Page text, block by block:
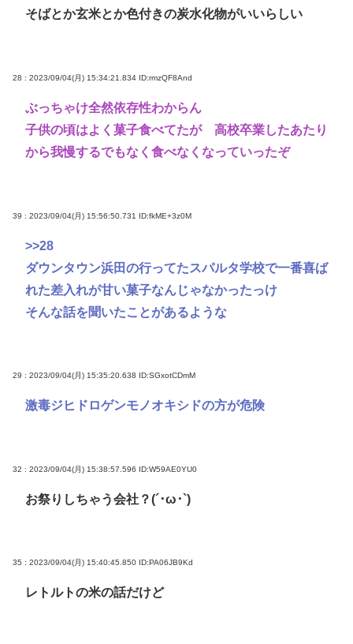
そばとか玄米とか色付きの炭水化物がいいらしい
28 : 2023/09/04(月) 15:34:21.834 ID:rmzQF8And
ぶっちゃけ全然依存性わからん
子供の頃はよく菓子食べてたが 高校卒業したあたり
から我慢するでもなく食べなくなっていったぞ
39 : 2023/09/04(月) 15:56:50.731 ID:fkME+3z0M
>>28
ダウンタウン浜田の行ってたスパルタ学校で一番喜ば
れた差入れが甘い菓子なんじゃなかったっけ
そんな話を聞いたことがあるような
29 : 2023/09/04(月) 15:35:20.638 ID:SGxotCDmM
激毒ジヒドロゲンモノオキシドの方が危険
32 : 2023/09/04(月) 15:38:57.596 ID:W59AE0YU0
お祭りしちゃう会社？(´･ω･`)
35 : 2023/09/04(月) 15:40:45.850 ID:PA06JB9Kd
レトルトの米の話だけど